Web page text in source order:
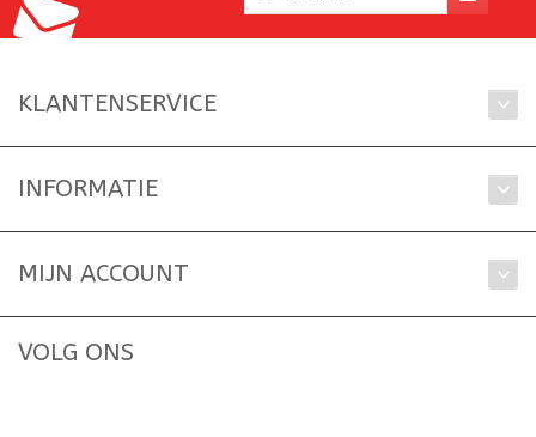
KLANTENSERVICE
INFORMATIE
MIJN ACCOUNT
VOLG ONS